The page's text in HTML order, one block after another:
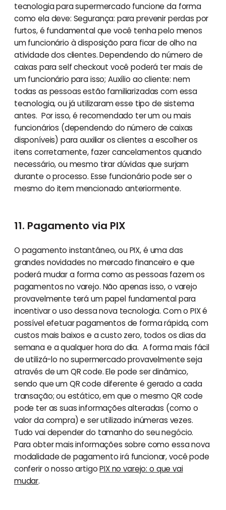
tecnologia para supermercado funcione da forma
como ela deve: Segurança: para prevenir perdas por
furtos, é fundamental que você tenha pelo menos
um funcionário à disposição para ficar de olho na
atividade dos clientes. Dependendo do número de
caixas para self checkout você poderá ter mais de
um funcionário para isso; Auxílio ao cliente: nem
todas as pessoas estão familiarizadas com essa
tecnologia, ou já utilizaram esse tipo de sistema
antes. Por isso, é recomendado ter um ou mais
funcionários (dependendo do número de caixas
disponíveis) para auxiliar os clientes a escolher os
itens corretamente, fazer cancelamentos quando
necessário, ou mesmo tirar dúvidas que surjam
durante o processo. Esse funcionário pode ser o
mesmo do item mencionado anteriormente.
11. Pagamento via PIX
O pagamento instantâneo, ou PIX, é uma das
grandes novidades no mercado financeiro e que
poderá mudar a forma como as pessoas fazem os
pagamentos no varejo. Não apenas isso, o varejo
provavelmente terá um papel fundamental para
incentivar o uso dessa nova tecnologia. Com o PIX é
possível efetuar pagamentos de forma rápida, com
custos mais baixos e a custo zero, todos os dias da
semana e a qualquer hora do dia. A forma mais fácil
de utilizá-lo no supermercado provavelmente seja
através de um QR code. Ele pode ser dinâmico,
sendo que um QR code diferente é gerado a cada
transação; ou estático, em que o mesmo QR code
pode ter as suas informações alteradas (como o
valor da compra) e ser utilizado inúmeras vezes.
Tudo vai depender do tamanho do seu negócio.
Para obter mais informações sobre como essa nova
modalidade de pagamento irá funcionar, você pode
conferir o nosso artigoPIX no varejo: o que vai
mudar.